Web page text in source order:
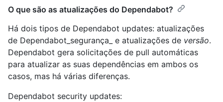
O que são as atualizações do Dependabot?
Há dois tipos de Dependabot updates: atualizações
de Dependabot_segurança_ e atualizações de versão.
Dependabot gera solicitações de pull automáticas
para atualizar as suas dependências em ambos os
casos, mas há várias diferenças.
Dependabot security updates: